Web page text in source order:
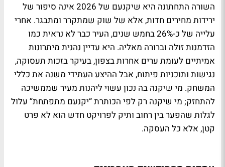
השורה התחתונה היא שיקנעם של 2026 אינה סיפור של
ירידות מחירים חדות, אלא של שוק שמתקרר ומתבגר. אחרי
עלייה של כ-26% בחמש שנים, העיר כבר לא נראית כמו
הזדמנות זולה וברורה מאליה. היא עדיין נהנית מיתרונות
אמיתיים לעומת ערים אחרות בצפון, בעיקר בזכות תעסוקה,
נגישות ותוכניות פיתוח, אבל ההיצע העתידי משנה את כללי
המשחק. מי שיקנה בה נכון עשוי ליהנות מעיר שממשיכה
להתחזק; מי שיקנה רק לפי הכותרת “יקנעם מתפתחת” עלול
לגלות שהפער בין רחוב ותיק לפרויקט חדש הוא לא פרט
קטן, אלא כל העסקה.